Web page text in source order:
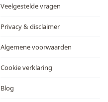
Veelgestelde vragen
Privacy & disclaimer
Algemene voorwaarden
Cookie verklaring
Blog